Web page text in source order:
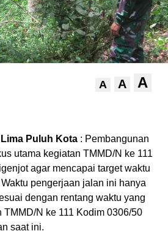
A A A
Lima Puluh Kota : Pembangunan
utama kegiatan TMMD/N ke 111
agar mencapai target waktu
pengerjaan jalan ini hanya
dengan rentang waktu yang
TMMD/N ke 111 Kodim 0306/50
saat ini.